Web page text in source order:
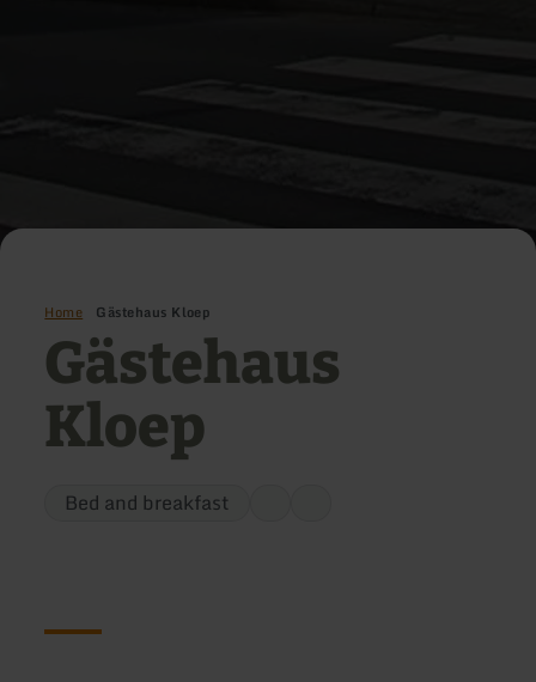
Home Gästehaus Kloep
Gästehaus
Kloep
Bed and breakfast